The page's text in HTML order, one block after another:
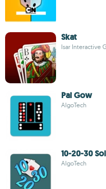
Skat
Isar Interactive
Pai Gow
AlgoTech
10-20-30
AlgoTech